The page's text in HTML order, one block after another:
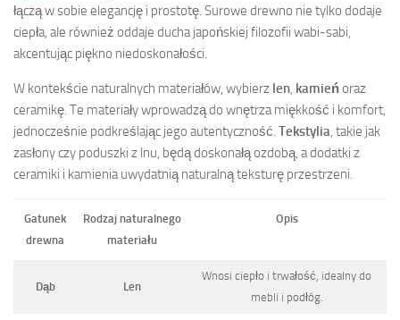
łączą w sobie elegancję i prostotę. Surowe drewno nie tylko dodaje
ciepła, ale również oddaje ducha japońskiej filozofii wabi-sabi,
akcentując piękno niedoskonałości.
W kontekście naturalnych materiałów, wybierz len kamieńoraz
ceramikę. Te materiały wprowadzą do wnętrza miękkość i komfort,
jednocześnie podkreślając jego autentyczność. Tekstylia , takie jak
zasłony czy poduszki z lnu, będą doskonałą ozdobą, a dodatki z
ceramiki i kamienia uwydatnią naturalną teksturę przestrzeni.
Gatunek
drewna
Rodzaj naturalnego
materiału
Opis
Dąb Len
Wnosi ciepło i trwałość, idealny do
mebli i podłóg.